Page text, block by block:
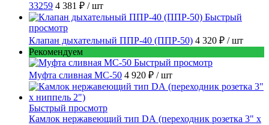
33259 4 381 ₽ / шт
Быстрый
просмотр
Клапан дыхательный ППР-40 (ППР-50) 4 320 ₽ / шт
Рекомендуем
Быстрый просмотр
Муфта сливная МС-50 4 920 ₽ / шт
Быстрый просмотр
Камлок нержавеющий тип DА (переходник розетка 3" х